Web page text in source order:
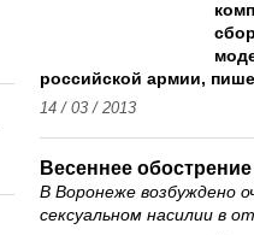
российской армии,
14 / 03 / 2013
Весеннее обострение
В Воронеже возбуждено
сексуальном насилии в